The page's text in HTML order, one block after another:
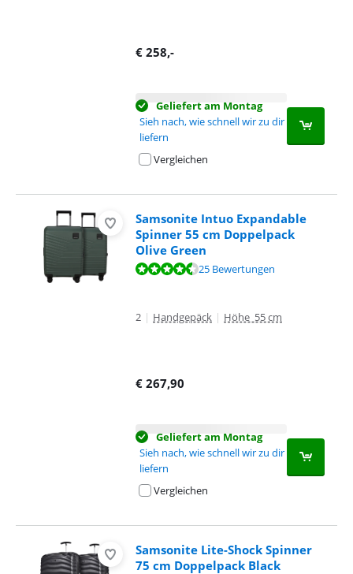
€ 258,-
Geliefert am Montag
Sieh nach, wie schnell wir zu dir
liefern
Vergleichen
Samsonite Intuo Expandable
Spinner 55 cm Doppelpack
Olive Green
Bewertet mit 9,1 von 10, basierend auf 25 Bewertungen.
25 Bewertungen
2 | Handgepäck | Höhe 55 cm
€ 267,90
Geliefert am Montag
Sieh nach, wie schnell wir zu dir
liefern
Vergleichen
Samsonite Lite-Shock Spinner
75 cm Doppelpack Black